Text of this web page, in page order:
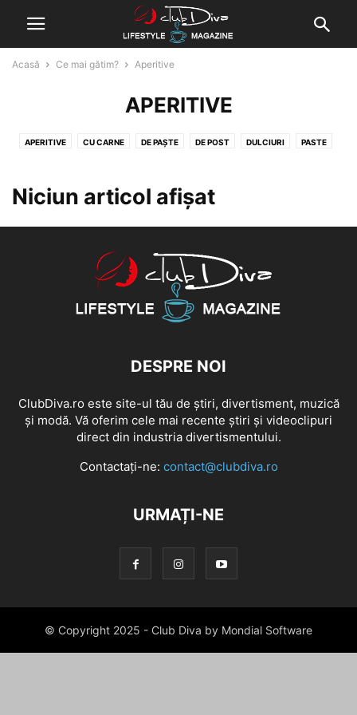
Acasă Ce mai gătim? Aperitive
APERITIVE
APERITIVE CU CARNE DE PAȘTE DE POST DULCIURI PASTE
Niciun articol afișat
DESPRE NOI
ClubDiva.ro este site-ul tău de știri, divertisment, muzică
și modă. Vă oferim cele mai recente știri și videoclipuri
direct din industria divertismentului.
Contactați-ne: contact@clubdiva.ro
URMAȚI-NE
© Copyright 2025 - Club Diva by Mondial Software